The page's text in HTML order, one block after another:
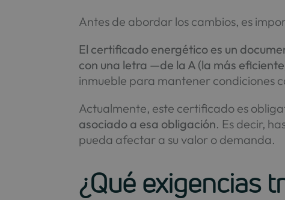
Antes de abordar los cambios, es
El certificado energético es un
con una letra —de la A (la más
inmueble para mantener condiciones
Actualmente, este certificado es
asociado a esa obligación. Es decir,
pueda afectar a su valor o demanda.
¿Qué exigencias